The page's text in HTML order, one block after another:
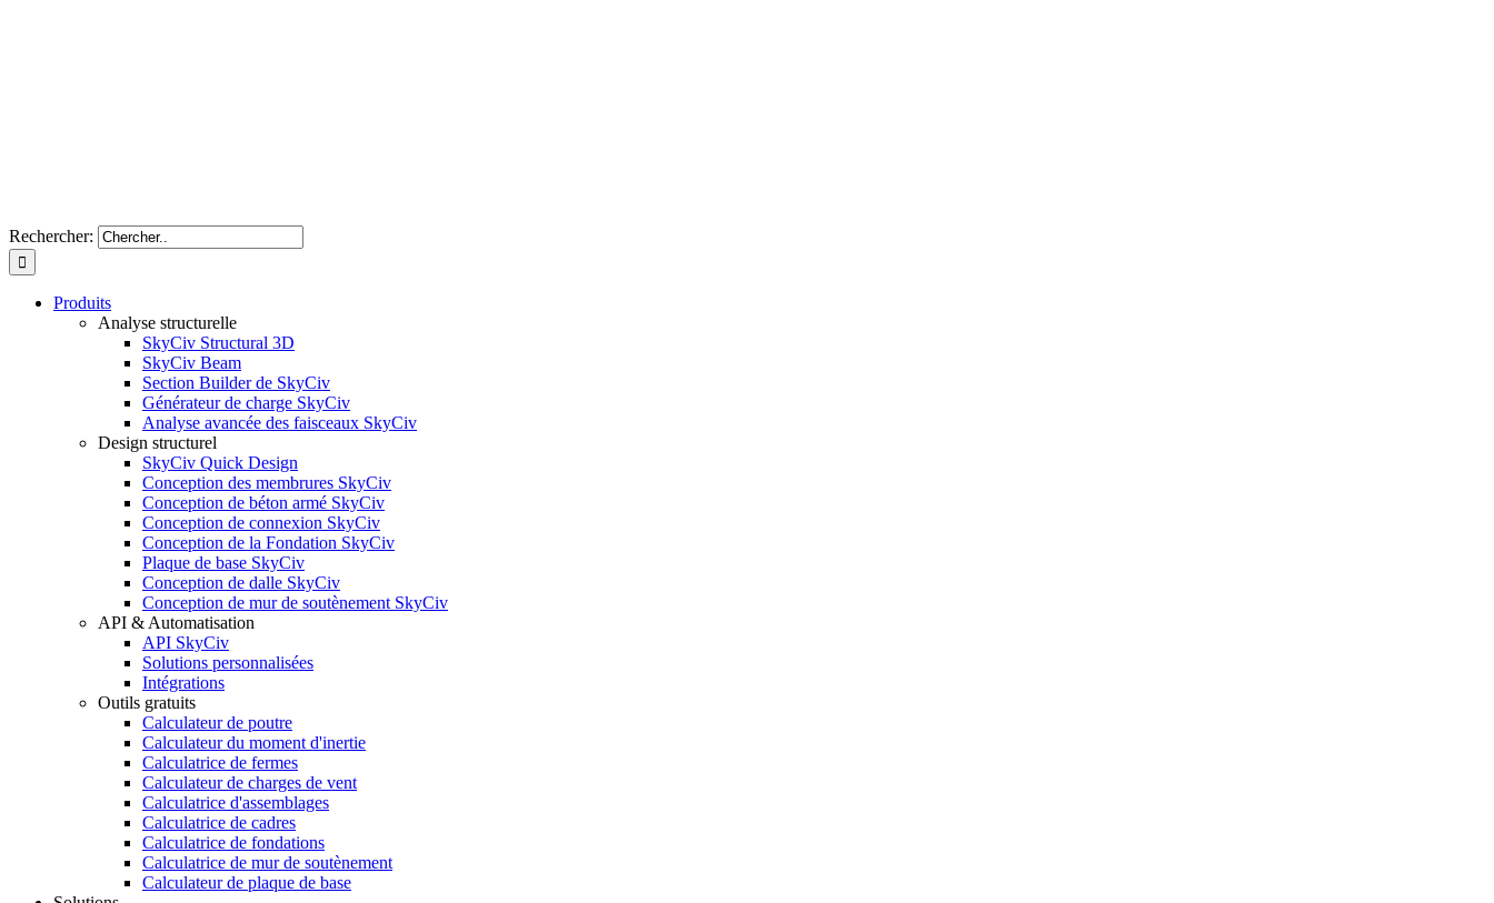
Rechercher:
Produits
Analyse structurelle
SkyCiv Structural 3D
SkyCiv Beam
Section Builder de SkyCiv
Générateur de charge SkyCiv
Analyse avancée des faisceaux SkyCiv
Design structurel
SkyCiv Quick Design
Conception des membrures SkyCiv
Conception de béton armé SkyCiv
Conception de connexion SkyCiv
Conception de la Fondation SkyCiv
Plaque de base SkyCiv
Conception de dalle SkyCiv
Conception de mur de soutènement SkyCiv
API & Automatisation
API SkyCiv
Solutions personnalisées
Intégrations
Outils gratuits
Calculateur de poutre
Calculateur du moment d'inertie
Calculatrice de fermes
Calculateur de charges de vent
Calculatrice d'assemblages
Calculatrice de cadres
Calculatrice de fondations
Calculatrice de mur de soutènement
Calculateur de plaque de base